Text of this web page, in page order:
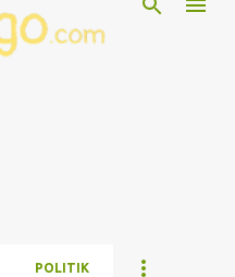
POLITIK